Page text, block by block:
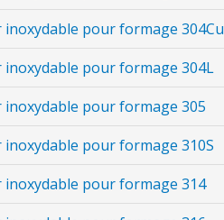
inoxydable pour formage 304Cu
inoxydable pour formage 304L
inoxydable pour formage 305
inoxydable pour formage 310S
inoxydable pour formage 314